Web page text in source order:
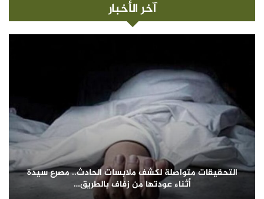
آخر الأخبار
التحقيقات متواصلة لكشف ملابسات الحادث.. مصرع سيدة
أثناء عودتها من زفاف بالطريق…